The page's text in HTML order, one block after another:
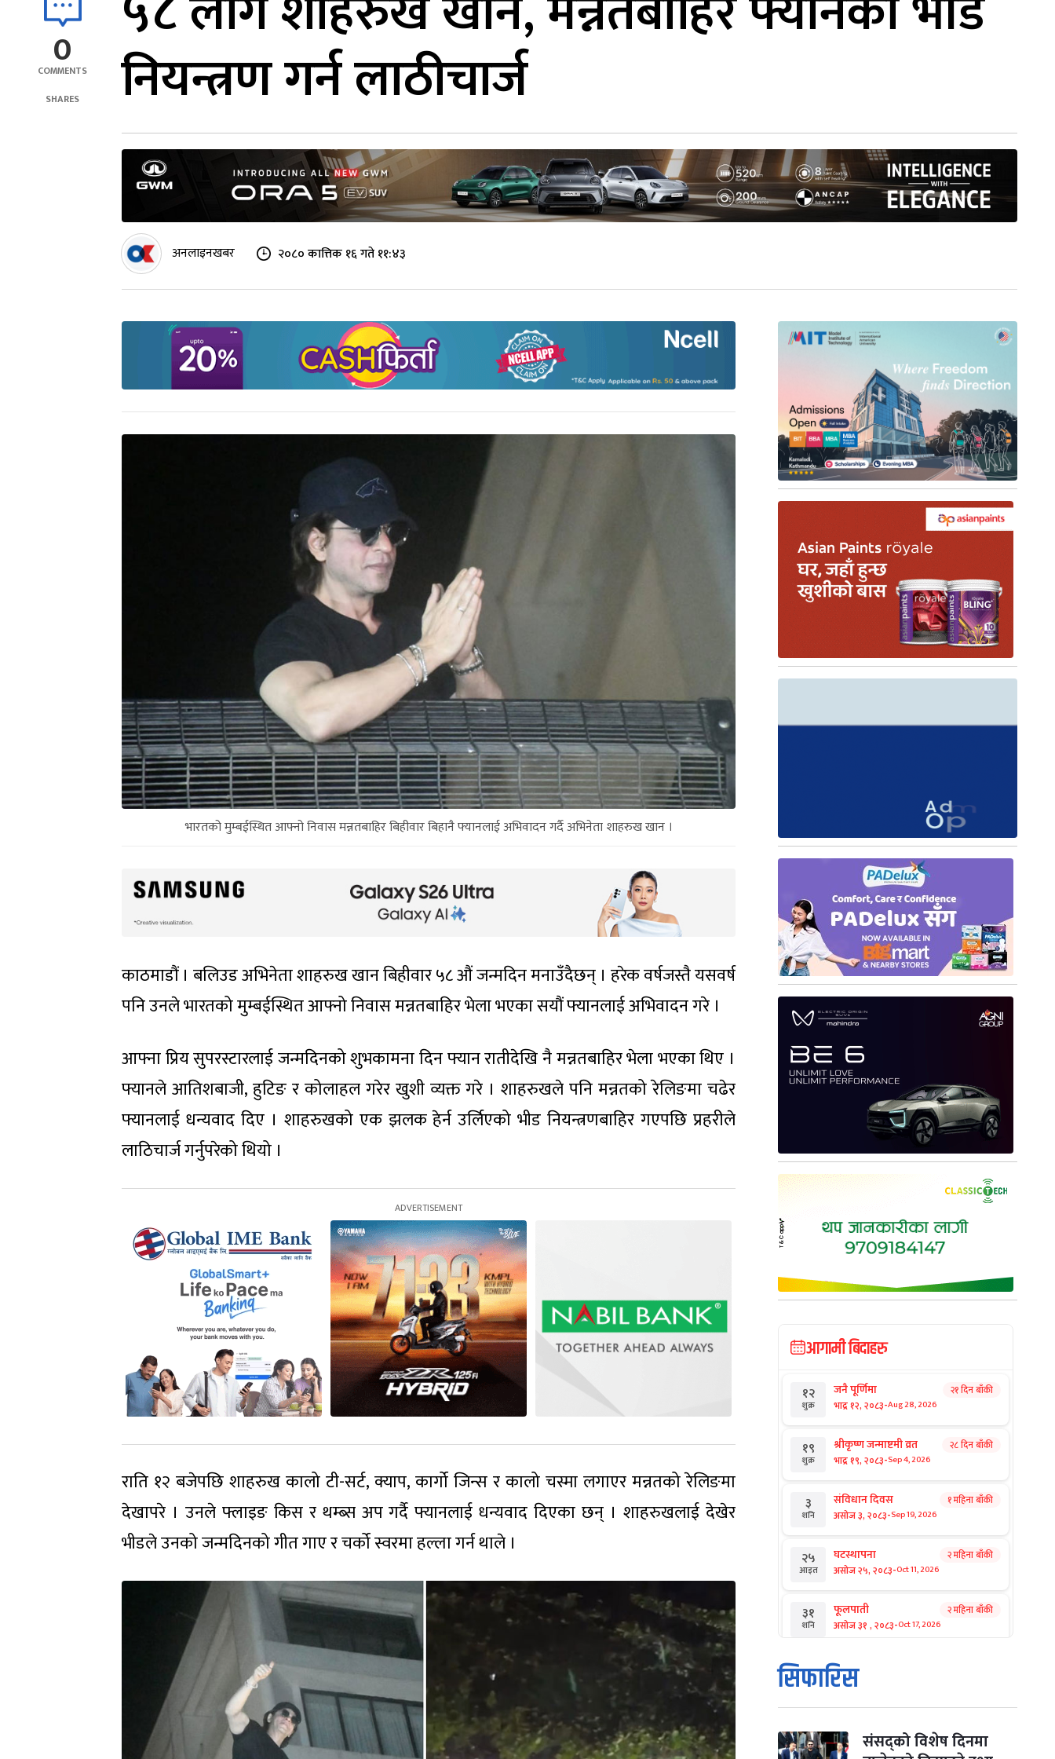
0
COMMENTS
SHARES
नियन्त्रण गर्न लाठीचार्ज
अनलाइनखबर २०८० कात्तिक १६ गते ११:४३
भारतको मुम्बईस्थित आफ्नो निवास मन्नतबाहिर बिहीवार बिहानै फ्यानलाई अभिवादन गर्दै अभिनेता शाहरुख खान ।
काठमाडौं । बलिउड अभिनेता शाहरुख खान बिहीवार ५८ औं जन्मदिन मनाउँदैछन् । हरेक वर्षजस्तै यसवर्ष
पनि उनले भारतको मुम्बईस्थित आफ्नो निवास मन्नतबाहिर भेला भएका सयौं फ्यानलाई अभिवादन गरे ।
आफ्ना प्रिय सुपरस्टारलाई जन्मदिनको शुभकामना दिन फ्यान रातीदेखि नै मन्नतबाहिर भेला भएका थिए ।
फ्यानले आतिशबाजी, हुटिङ र कोलाहल गरेर खुशी व्यक्त गरे । शाहरुखले पनि मन्नतको रेलिङमा चढेर
फ्यानलाई धन्यवाद दिए । शाहरुखको एक झलक हेर्न उर्लिएको भीड नियन्त्रणबाहिर गएपछि प्रहरीले
लाठिचार्ज गर्नुपरेको थियो ।
राति १२ बजेपछि शाहरुख कालो टी-सर्ट, क्याप, कार्गो जिन्स र कालो चस्मा लगाएर मन्नतको रेलिङमा
देखापरे । उनले फ्लाइङ किस र थम्ब्स अप गर्दै फ्यानलाई धन्यवाद दिएका छन् । शाहरुखलाई देखेर
भीडले उनको जन्मदिनको गीत गाए र चर्को स्वरमा हल्ला गर्न थाले ।
आगामी बिदाहरु
१२
शुक्र
जनै पूर्णिमा
भाद्र १२, २०८३-Aug 28, 2026
२१ दिन बाँकी
१९
शुक्र
श्रीकृष्ण जन्माष्टमी व्रत
भाद्र १९, २०८३-Sep 4, 2026
२८ दिन बाँकी
३
शनि
संविधान दिवस
असोज ३, २०८३-Sep 19, 2026
१ महिना बाँकी
२५
आइत
घटस्थापना
असोज २५, २०८३-Oct 11, 2026
२ महिना बाँकी
३१
शनि
फूलपाती
असोज ३१ , २०८३-Oct 17, 2026
२ महिना बाँकी
१
आइत
कार्तिक सङ्क्रान्ति
कार्तिक १, २०८३
मंगल कार्तिक ३, २०८३-Oct 20, 2026
सिफारिस
संसद्को विशेष दिनमा